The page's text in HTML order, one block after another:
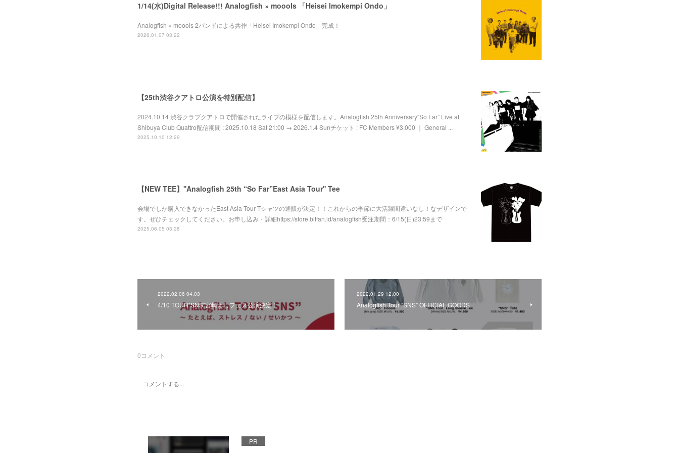
1/14(水)Digital Release!!! Analogfish × moools 「Heisei Imokempi Ondo」
Analogfish × moools 2バンドによる共作「Heisei Imokempi Ondo」完成！
2026.01.07 03:22
【25th渋谷クアトロ公演を特別配信】
2024.10.14 渋谷クラブクアトロで開催されたライブの模様を配信します。Analogfish 25th Anniversary“So Far” Live at
Shibuya Club Quattro配信期間 : 2025.10.18 Sat 21:00 → 2026.1.4 Sunチケット : FC Members ¥3,000 ｜ General ...
2025.10.10 12:29
【NEW TEE】''Analogfish 25th “So Far”East Asia Tour'' Tee
会場でしか購入できなかったEast Asia Tour Tシャツの通販が決定！！これからの季節に大活躍間違いなし！なデザインで
す。ぜひチェックしてください。お申し込み・詳細https://store.bitfan.id/analogfish受注期間：6/15(日)23:59まで
2025.06.05 03:28
2022.02.06 04:03
4/10 TOUR"SNS"宮崎よしフェス公演決定！
2022.01.29 12:00
Analogfish Tour “SNS” OFFICIAL GOODS
0コメント
PR